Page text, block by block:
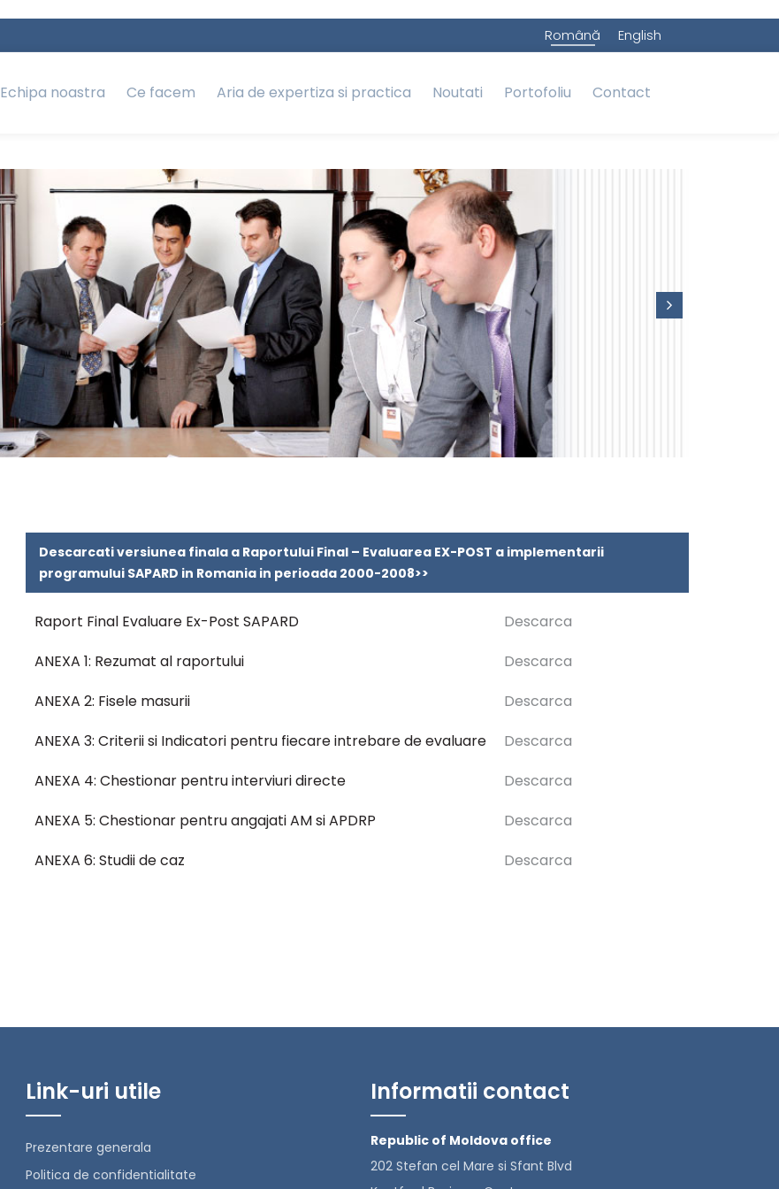
Română English
Echipa noastra Ce facem Aria de expertiza si practica Noutati Portofoliu Contact
Descarcati versiunea finala a Raportului Final – Evaluarea EX-POST a implementarii
programului SAPARD in Romania in perioada 2000-2008>>
Raport Final Evaluare Ex-Post SAPARD
Descarca
ANEXA 1: Rezumat al raportului
Descarca
ANEXA 2: Fisele masurii
Descarca
ANEXA 3: Criterii si Indicatori pentru fiecare intrebare de evaluare
Descarca
ANEXA 4: Chestionar pentru interviuri directe
Descarca
ANEXA 5: Chestionar pentru angajati AM si APDRP
Descarca
ANEXA 6: Studii de caz
Descarca
Link-uri utile
Prezentare generala
Politica de confidentialitate
Informatii contact
Republic of Moldova office
202 Stefan cel Mare si Sfant Blvd